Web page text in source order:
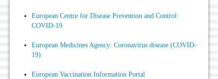
European Centre for Disease Prevention and Control:
COVID-19
European Medicines Agency: Coronavirus disease (COVID-
19)
European Vaccination Information Portal